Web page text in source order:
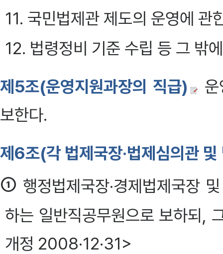
11. 국민법제관 제도의 운영에 관
12. 법령정비 기준 수립 등 그 밖
제5조(운영지원과장의 직급)
보한다.
제6조(각 법제국장·법제심의관
① 행정법제국장·경제법제국장
하는 일반직공무원으로 보하되,
개정 2008·12·31>